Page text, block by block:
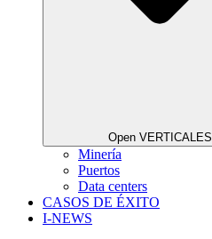
Open VERTICALES
Minería
Puertos
Data centers
CASOS DE ÉXITO
I-NEWS